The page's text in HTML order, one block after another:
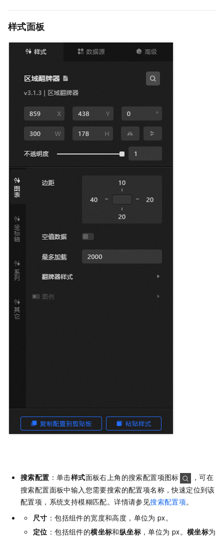
样式面板
搜索配置 ：单击样式面板右上角的搜索配置项图标
，可在
搜索配置面板中输入您需要搜索的配置项名称，快速定位到该
配置项，系统支持模糊匹配。详情请参见搜索配置项。
尺寸 ：包括组件的宽度和高度，单位为 px。
定位 ：包括组件的横坐标和纵坐标 ，单位为 px。横坐标为